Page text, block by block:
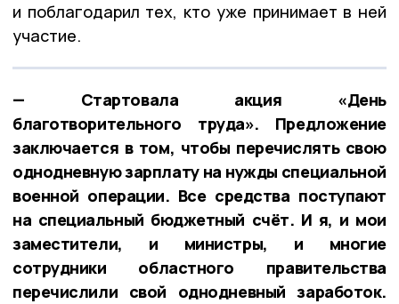
и поблагодарил тех, кто уже принимает в ней
участие.
— Стартовала акция «День
благотворительного труда». Предложение
заключается в том, чтобы перечислять свою
однодневную зарплату на нужды специальной
военной операции. Все средства поступают
на специальный бюджетный счёт. И я, и мои
заместители, и министры, и многие
сотрудники областного правительства
перечислили свой однодневный заработок.